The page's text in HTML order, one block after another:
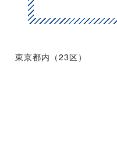
東京都内（23区）